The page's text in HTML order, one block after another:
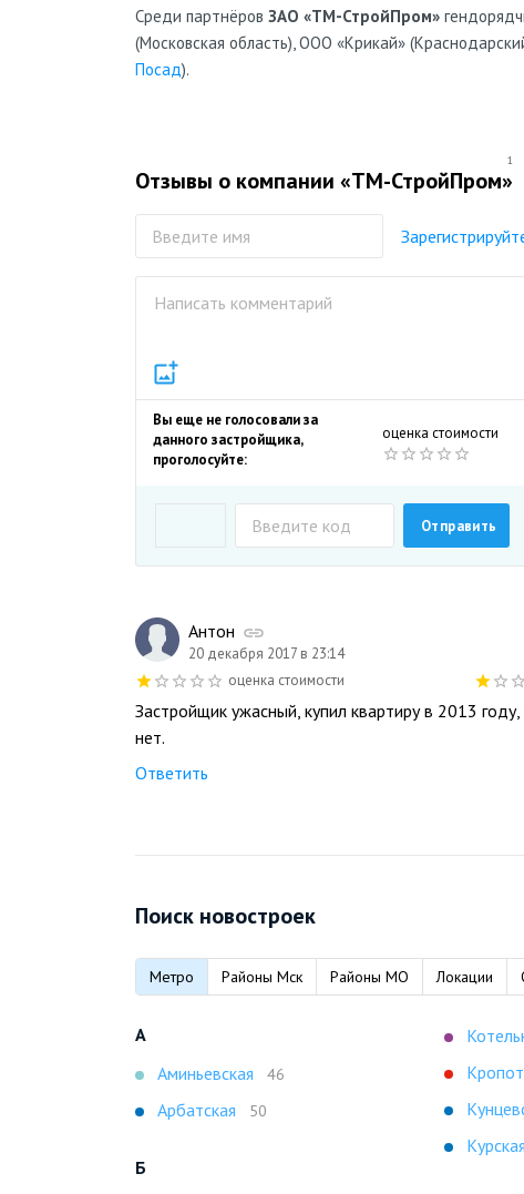
ЖК «Восточный берег»
Звенигород
Среди партнёров ЗАО «ТМ-СтройПром»
(Московская область), ООО «Крикай»
Посад).
Отзывы о компании «ТМ-СтройПром»
1
Вы еще не голосовали за
данного застройщика,
проголосуйте:
оценка стоимости
Антон
20 декабря 2017 в 23:14
оценка стоимости
Застройщик ужасный, купил квартиру в 2013
нет.
Ответить
Поиск новостроек
Метро Районы Мск Районы МО Локации
А
Аминьевская
46
Арбатская 50
Б
Курская